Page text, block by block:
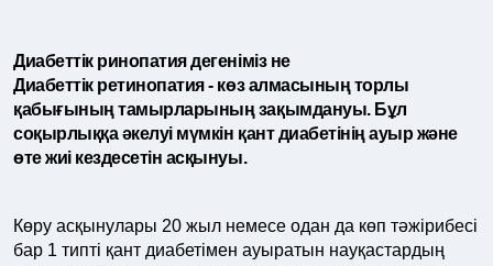
Диабеттік ринопатия дегеніміз не
Диабеттік ретинопатия - көз алмасының торлы
қабығының тамырларының зақымдануы. Бұл
соқырлыққа әкелуі мүмкін қант диабетінің ауыр және
өте жиі кездесетін асқынуы.
Көру асқынулары 20 жыл немесе одан да көп тәжірибесі
бар 1 типті қант диабетімен ауыратын науқастардың